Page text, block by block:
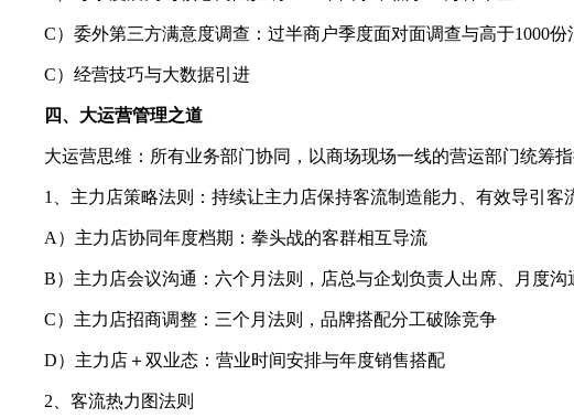
C）委外第三方满意度调查：过半商户季度面对面调查与高于1000份
C）经营技巧与大数据引进
四、大运营管理之道
大运营思维：所有业务部门协同，以商场现场一线的营运部门统筹
1、主力店策略法则：持续让主力店保持客流制造能力、有效导引客
A）主力店协同年度档期：拳头战的客群相互导流
B）主力店会议沟通：六个月法则，店总与企划负责人出席、月度沟
C）主力店招商调整：三个月法则，品牌搭配分工破除竞争
D）主力店＋双业态：营业时间安排与年度销售搭配
2、客流热力图法则